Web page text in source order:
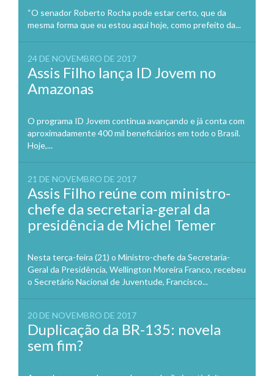
“O senador Roberto Rocha pode estar certo, que da
mesma forma que eu estou aqui hoje, como prefeito da...
24 DE NOVEMBRO DE 2017
Assis Filho lança ID Jovem no
Amazonas
O programa ID Jovem continua avançando e já conta com
aproximadamente 400 mil beneficiários em todo o Brasil.
Hoje,...
21 DE NOVEMBRO DE 2017
Assis Filho reúne com ministro-
chefe da secretaria-geral da
presidência de Michel Temer
Nesta terça-feira (21) o Ministro-chefe da Secretaria-
Geral da Presidência, Wellington Moreira Franco, recebeu
o Secretário Nacional de Juventude, Francisco...
20 DE NOVEMBRO DE 2017
Duplicação da BR-135: novela
sem fim?